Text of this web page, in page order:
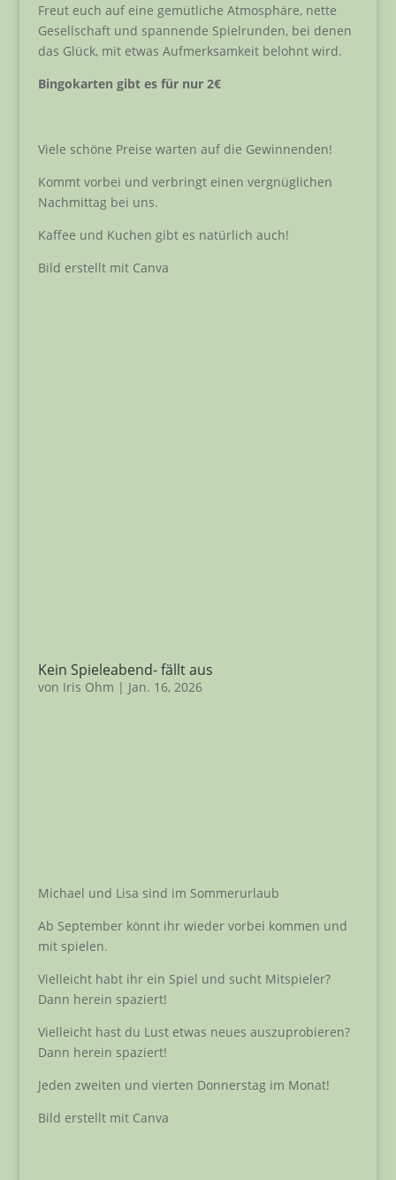
Freut euch auf eine gemütliche Atmosphäre, nette
Gesellschaft und spannende Spielrunden, bei denen
das Glück, mit etwas Aufmerksamkeit belohnt wird.
Bingokarten gibt es für nur 2€
Viele schöne Preise warten auf die Gewinnenden!
Kommt vorbei und verbringt einen vergnüglichen
Nachmittag bei uns.
Kaffee und Kuchen gibt es natürlich auch!
Bild erstellt mit Canva
Kein Spieleabend- fällt aus
von Iris Ohm | Jan. 16, 2026
Michael und Lisa sind im Sommerurlaub
Ab September könnt ihr wieder vorbei kommen und
mit spielen.
Vielleicht habt ihr ein Spiel und sucht Mitspieler?
Dann herein spaziert!
Vielleicht hast du Lust etwas neues auszuprobieren?
Dann herein spaziert!
Jeden zweiten und vierten Donnerstag im Monat!
Bild erstellt mit Canva